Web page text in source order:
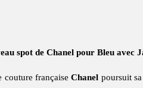
spot de Chanel pour Bleu
couture françaiseChanel poursuit